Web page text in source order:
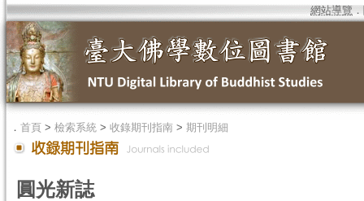
網站導覽 ．
． 首頁 > 檢索系統 > 收錄期刊指南 > 期刊明細
圓光新誌